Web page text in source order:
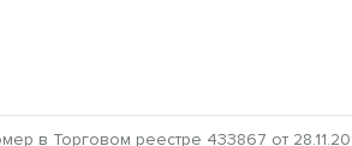
в Торговом реестре 433867 от